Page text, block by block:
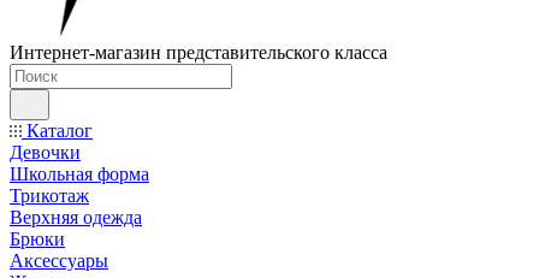
Интернет-магазин представительского класса
Каталог
Девочки
Школьная форма
Трикотаж
Верхняя одежда
Брюки
Аксессуары